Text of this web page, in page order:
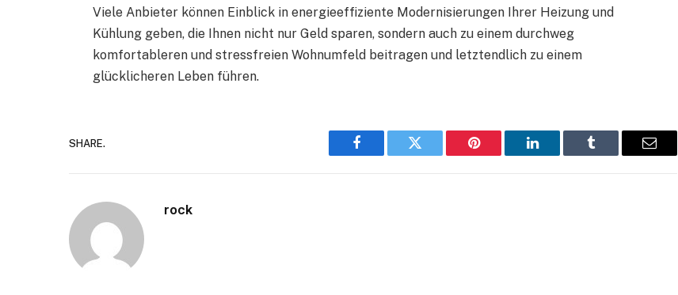
Viele Anbieter können Einblick in energieeffiziente Modernisierungen Ihrer Heizung und
Kühlung geben, die Ihnen nicht nur Geld sparen, sondern auch zu einem durchweg
komfortableren und stressfreien Wohnumfeld beitragen und letztendlich zu einem
glücklicheren Leben führen.
SHARE.
Facebook Twitter Pinterest LinkedIn Tumblr Email
rock